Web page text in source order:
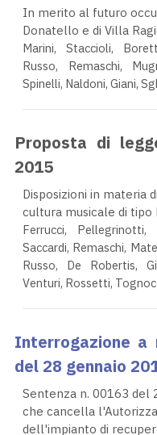
In merito al futuro
Donatello e di Villa
Marini, Staccioli,
Russo, Remaschi,
Spinelli, Naldoni, Giani,
Proposta di
2015
Disposizioni in materia
cultura musicale di tipo
Ferrucci,
Saccardi, Remaschi,
Russo, De Robertis,
Venturi, Rossetti,
Interrogazione
del 28 gennaio
Sentenza n. 00163 del
che cancella
dell'impianto di